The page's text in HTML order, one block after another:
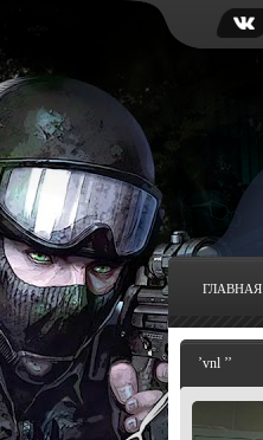
ГЛАВНАЯ
’vnl ’’